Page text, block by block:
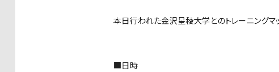
本日行われた金沢星稜大学とのトレーニングマ
■日時